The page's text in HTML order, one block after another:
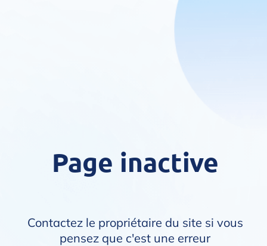
Page inactive
Contactez le propriétaire du site si vous
pensez que c'est une erreur